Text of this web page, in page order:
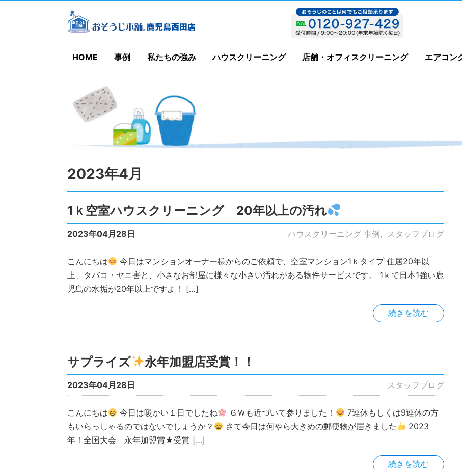
HOME 事例 私たちの強み ハウスクリーニング 店舗・オフィスクリーニング エアコン
2023年4月
1ｋ空室ハウスクリーニング 20年以上の汚れ
2023年04月28日 ハウスクリーニング 事例 スタッフブログ
こんにちは
今日はマンションオーナー様からのご依頼で、空室マンション1ｋタイプ 住居20年以
上、タバコ・ヤニ害と、小さなお部屋に様々な小さい汚れがある物件サービスです。 1ｋで日本1強い鹿
児島の水垢が20年以上ですよ！ […]
続きを読む
サプライズ 永年加盟店受賞！！
2023年04月28日 スタッフブログ
こんにちは 今日は暖かい１日でしたね ＧＷも近づいて参りました！
7連休もしくは9連休の方
もいらっしゃるのではないでしょうか？
さて今日は何やら大きめの郵便物が届きました
2023
年！全国大会 永年加盟賞★受賞 […]
続きを読む